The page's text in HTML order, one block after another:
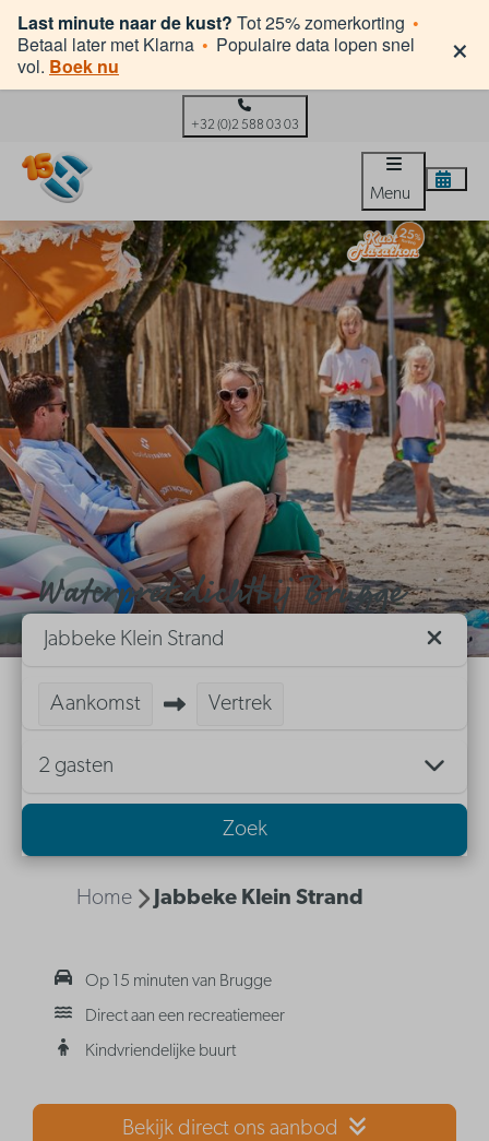
Last minute naar de kust? Tot 25% zomerkorting •
Betaal later met Klarna • Populaire data lopen snel
vol. Boek nu ×
+32 (0)2 588 03 03
Menu
Waterpret dichtbij Brugge
Jabbeke Klein Strand
Aankomst Vertrek
2 gasten
Zoek
Home Jabbeke Klein Strand
Op 15 minuten van Brugge
Direct aan een recreatiemeer
Kindvriendelijke buurt
Bekijk direct ons aanbod